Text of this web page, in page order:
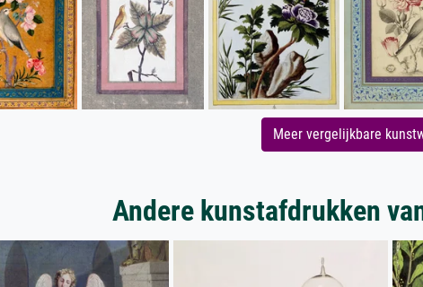
Meer vergelijkbare
Andere kunstafdrukken